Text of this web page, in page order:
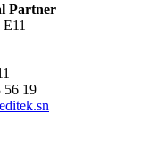
Partner
56 19